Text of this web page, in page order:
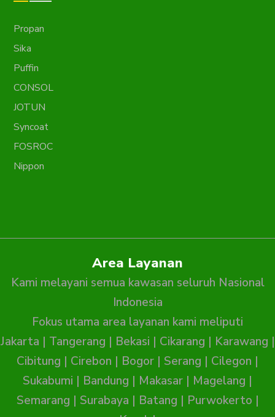
Propan
Sika
Puffin
CONSOL
JOTUN
Syncoat
FOSROC
Nippon
Area Layanan
Kami melayani semua kawasan seluruh Nasional
Indonesia
Fokus utama area layanan kami meliputi
Jakarta | Tangerang | Bekasi | Cikarang | Karawang |
Cibitung | Cirebon | Bogor | Serang | Cilegon |
Sukabumi | Bandung | Makasar | Magelang |
Semarang | Surabaya | Batang | Purwokerto |